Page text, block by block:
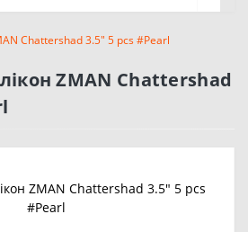
Chattershad 3.5" 5 pcs #Pearl
ZMAN Chattershad